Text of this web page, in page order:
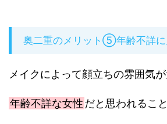
奥二重のメリット⑤年齢不詳に
メイクによって顔立ちの雰囲気
年齢不詳な女性だと思われること